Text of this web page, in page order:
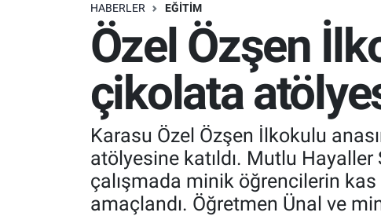
HABERLER EĞİTİM
Özel Özşen
çikolata
Karasu Özel Özşen İlkokulu
atölyesine katıldı. Mutlu Hayaller
çalışmada minik öğrencilerin
amaçlandı. Öğretmen Ünal ve